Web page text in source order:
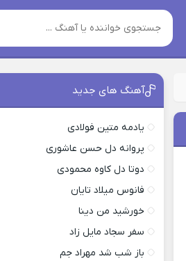
آهنگ های جدید
یادمه متین فولادی
پروانه دل حسن عاشوری
دوتا دل کاوه محمودی
فانوس میلاد تایان
خورشید من دینا
سفر سجاد مایل زاد
باز شب شد مهراد جم